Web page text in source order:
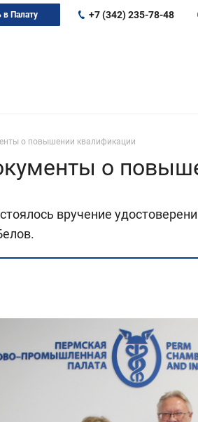
+7 (342) 235-78-48
в Палату
о повышении квалификации
о
вручение